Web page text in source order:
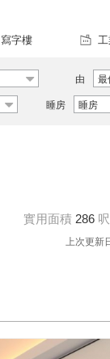
寫字樓
由 最
睡房 睡房
實用面積 286 呎
上次更新